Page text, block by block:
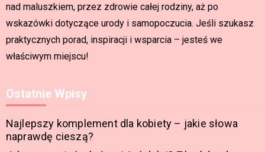
nad maluszkiem, przez zdrowie całej rodziny, aż po
wskazówki dotyczące urody i samopoczucia. Jeśli szukasz
praktycznych porad, inspiracji i wsparcia – jesteś we
właściwym miejscu!
Ostatnie Wpisy
Najlepszy komplement dla kobiety – jakie słowa
naprawdę cieszą?